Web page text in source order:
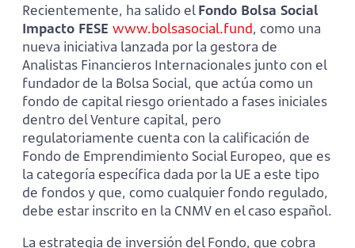
Recientemente, ha salido elFondo Bolsa Social
Impacto FESE www.bolsasocial.fund, como una
nueva iniciativa lanzada por la gestora de
Analistas Financieros Internacionales junto con el
fundador de la Bolsa Social, que actúa como un
fondo de capital riesgo orientado a fases iniciales
dentro del Venture capital, pero
regulatoriamente cuenta con la calificación de
Fondo de Emprendimiento Social Europeo, que es
la categoría específica dada por la UE a este tipo
de fondos y que, como cualquier fondo regulado,
debe estar inscrito en la CNMV en el caso español.
La estrategia de inversión del Fondo, que cobra